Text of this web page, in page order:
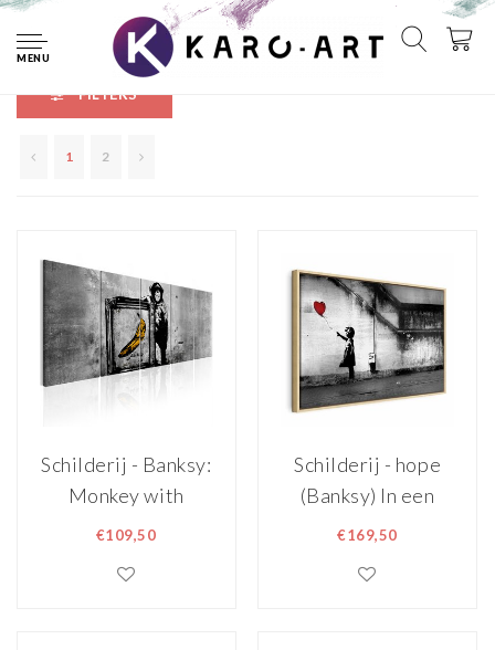
MENU
graffiti
FILTERS
1 2
Schilderij - Banksy:
Monkey with
Frame
€109,50
Schilderij - hope
(Banksy) In een
naturel houten lijst
€169,50